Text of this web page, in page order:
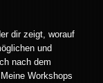
dir zeigt, worauf
und
nach dem
Workshops